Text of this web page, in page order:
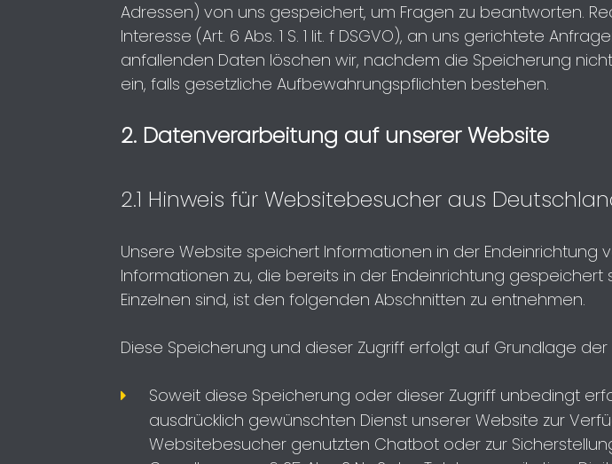
Adressen) von uns gespeichert, um Fragen zu beantworten.
Interesse (Art. 6 Abs. 1 S. 1 lit. f DSGVO), an uns gerichtete
anfallenden Daten löschen wir, nachdem die Speicherung
ein, falls gesetzliche Aufbewahrungspflichten bestehen.
2. Datenverarbeitung auf unserer Website
2.1 Hinweis für Websitebesucher aus
Unsere Website speichert Informationen in der Endeinrichtung
Informationen zu, die bereits in der Endeinrichtung gespeichert
Einzelnen sind, ist den folgenden Abschnitten zu entnehmen.
Diese Speicherung und dieser Zugriff erfolgt auf Grundlage
Soweit diese Speicherung oder dieser Zugriff unbedingt
ausdrücklich gewünschten Dienst unserer Website zur
Websitebesucher genutzten Chatbot oder zur